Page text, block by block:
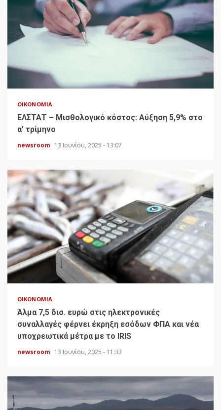
ΟΙΚΟΝΟΜΊΑ
ΕΛΣΤΑΤ – Μισθολογικό κόστος: Αύξηση 5,9% στο
α’ τρίμηνο
newsroom 13 Ιουνίου, 2025 - 13:07
ΟΙΚΟΝΟΜΊΑ
Άλμα 7,5 δισ. ευρώ στις ηλεκτρονικές
συναλλαγές φέρνει έκρηξη εσόδων ΦΠΑ και νέα
υποχρεωτικά μέτρα με το IRIS
newsroom 13 Ιουνίου, 2025 - 11:33